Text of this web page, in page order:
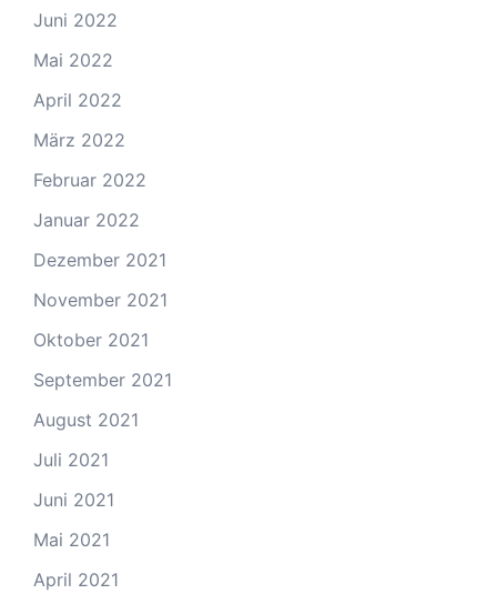
Juni 2022
Mai 2022
April 2022
März 2022
Februar 2022
Januar 2022
Dezember 2021
November 2021
Oktober 2021
September 2021
August 2021
Juli 2021
Juni 2021
Mai 2021
April 2021